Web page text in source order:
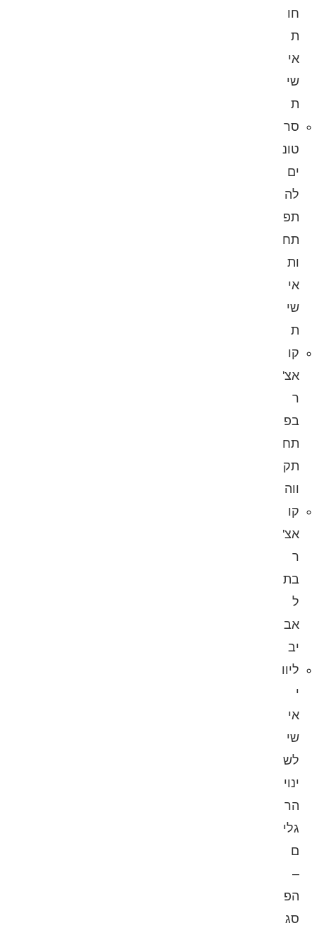
חו
ת
אי
שי
ת
סר
טונ
ים
לה
תפ
תח
ות
אי
שי
ת
קו
אצ'
ר
בפ
תח
תק
ווה
קו
אצ'
ר
בת
ל
אב
יב
ליוו
י
אי
שי
לש
ינוי
הר
גלי
ם
–
הפ
סג